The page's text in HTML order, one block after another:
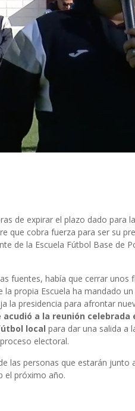
de expirar el plazo dado para
que cobra fuerza para ser su
de la Escuela Fútbol Base de
fuentes, había que cerrar unos
la propia Escuela ha mandado
la presidencia para afrontar
a la reunión celebrada
local para dar una salida a
electoral.
las personas que estarán junto
el próximo año.